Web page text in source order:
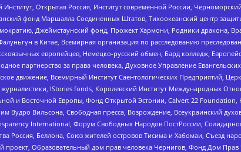
Открытая Россия, Институт современной России,
фонд Маршалла Соединенных Штатов, Тихоокеанский центр
Джеймстаунский фонд, Прожект Хармони, Родники дракона,
в Китае, Всемирная организация по расследованию
европейцев, Немецко-русский обмен, Бард колледж,
за права человека, Духовное Управление
движение, Всемирный Институт Саентологических Предприятий,
IStories fonds, Королевский Институт Международных
и Восточной Европы, Фонд Открытой Эстонии, Calvert 22 Foundation,
Вильсона, Свободная пресса, Возрождение, Всеукраинский
International, Форум Свободных Народов ПостРоссии,
Россия, Беллона, Союз жителей островов Тисима и Хабомаи, Съезд
Образовательный дом прав человека Чернигов, Фонд Дом Прав